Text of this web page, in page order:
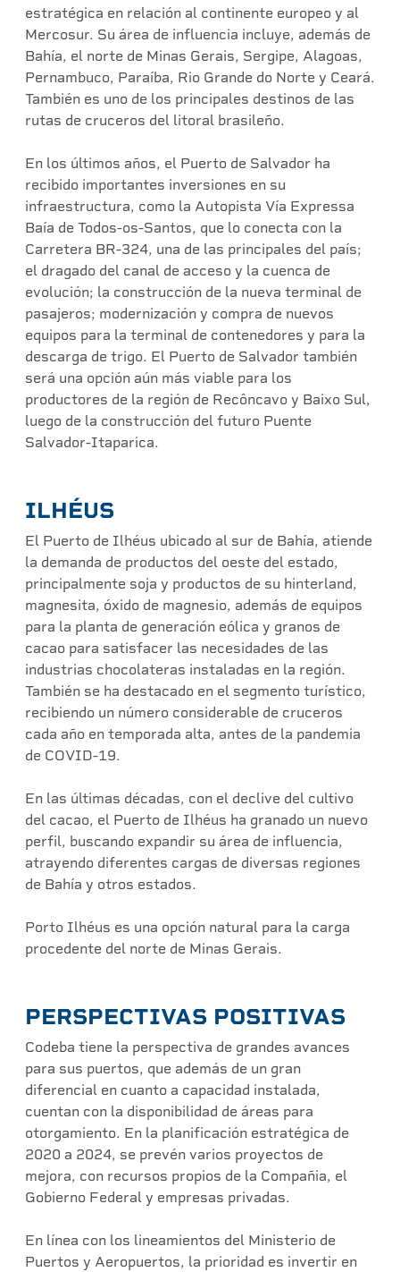
estratégica en relación al continente europeo y al
Mercosur. Su área de influencia incluye, además de
Bahía, el norte de Minas Gerais, Sergipe, Alagoas,
Pernambuco, Paraíba, Rio Grande do Norte y Ceará.
También es uno de los principales destinos de las
rutas de cruceros del litoral brasileño.
En los últimos años, el Puerto de Salvador ha
recibido importantes inversiones en su
infraestructura, como la Autopista Vía Expressa
Baía de Todos-os-Santos, que lo conecta con la
Carretera BR-324, una de las principales del país;
el dragado del canal de acceso y la cuenca de
evolución; la construcción de la nueva terminal de
pasajeros; modernización y compra de nuevos
equipos para la terminal de contenedores y para la
descarga de trigo. El Puerto de Salvador también
será una opción aún más viable para los
productores de la región de Recôncavo y Baixo Sul,
luego de la construcción del futuro Puente
Salvador-Itaparica.
ILHÉUS
El Puerto de Ilhéus ubicado al sur de Bahía, atiende
la demanda de productos del oeste del estado,
principalmente soja y productos de su hinterland,
magnesita, óxido de magnesio, además de equipos
para la planta de generación eólica y granos de
cacao para satisfacer las necesidades de las
industrias chocolateras instaladas en la región.
También se ha destacado en el segmento turístico,
recibiendo un número considerable de cruceros
cada año en temporada alta, antes de la pandemia
de COVID-19.
En las últimas décadas, con el declive del cultivo
del cacao, el Puerto de Ilhéus ha granado un nuevo
perfil, buscando expandir su área de influencia,
atrayendo diferentes cargas de diversas regiones
de Bahía y otros estados.
Porto Ilhéus es una opción natural para la carga
procedente del norte de Minas Gerais.
PERSPECTIVAS POSITIVAS
Codeba tiene la perspectiva de grandes avances
para sus puertos, que además de un gran
diferencial en cuanto a capacidad instalada,
cuentan con la disponibilidad de áreas para
otorgamiento. En la planificación estratégica de
2020 a 2024, se prevén varios proyectos de
mejora, con recursos propios de la Compañia, el
Gobierno Federal y empresas privadas.
En línea con los lineamientos del Ministerio de
Puertos y Aeropuertos, la prioridad es invertir en